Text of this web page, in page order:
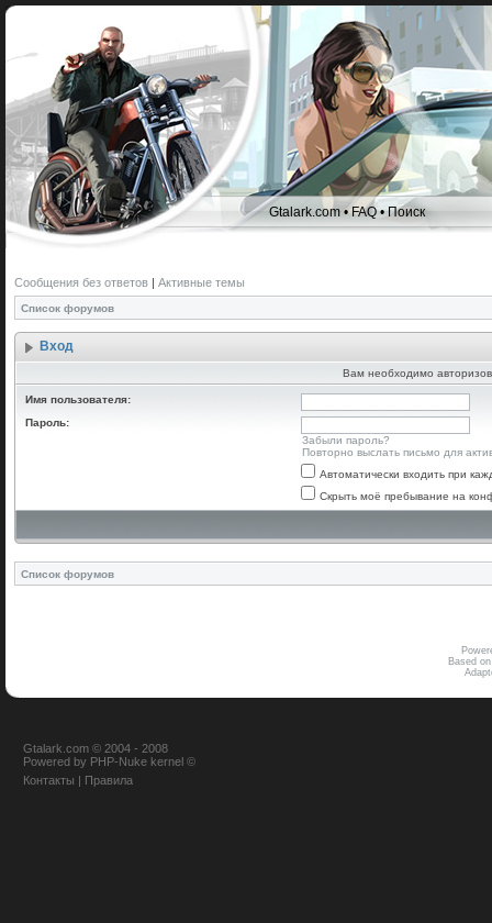
Gtalark.com •FAQ•Поиск
Сообщения без ответов | Активные темы
Список форумов
Вход
Вам необходимо
Имя пользователя:
Пароль:
Забыли пароль?
Повторно выслать письмо для
Автоматически входить при
Скрыть моё пребывание на
Список форумов
Based
Gtalark.com © 2004 - 2008
Powered by PHP-Nuke kernel ©
Контакты | Правила